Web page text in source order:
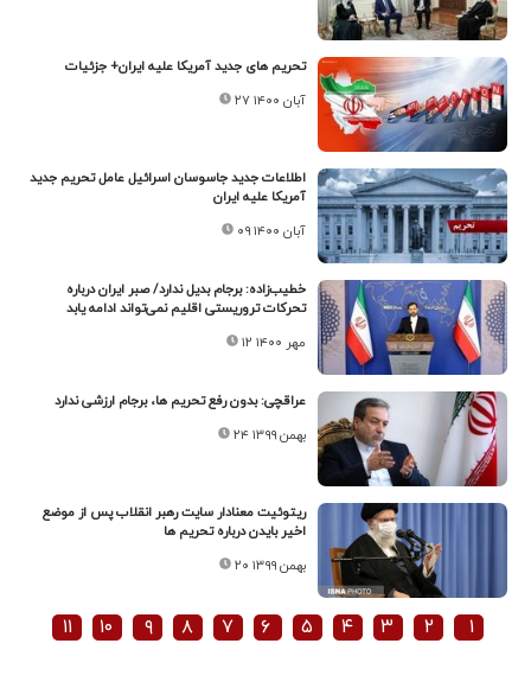
تحریم های جدید آمریکا علیه ایران+ جزئیات
۲۷ آبان ۱۴۰۰
اطلاعات جدید جاسوسان اسرائیل عامل تحریم جدید
آمریکا علیه ایران
۰۹ آبان ۱۴۰۰
خطیب‌زاده: برجام بدیل ندارد/ صبر ایران درباره
تحرکات تروریستی اقلیم نمی‌تواند ادامه یابد
۱۲ مهر ۱۴۰۰
عراقچی: بدون رفع تحریم ها، برجام ارزشی ندارد
۲۴ بهمن ۱۳۹۹
ریتوئیت معنادار سایت رهبر انقلاب پس از موضع
اخیر بایدن درباره تحریم ها
۲۰ بهمن ۱۳۹۹
۱ ۲ ۳ ۴ ۵ ۶ ۷ ۸ ۹ ۱۰ ۱۱